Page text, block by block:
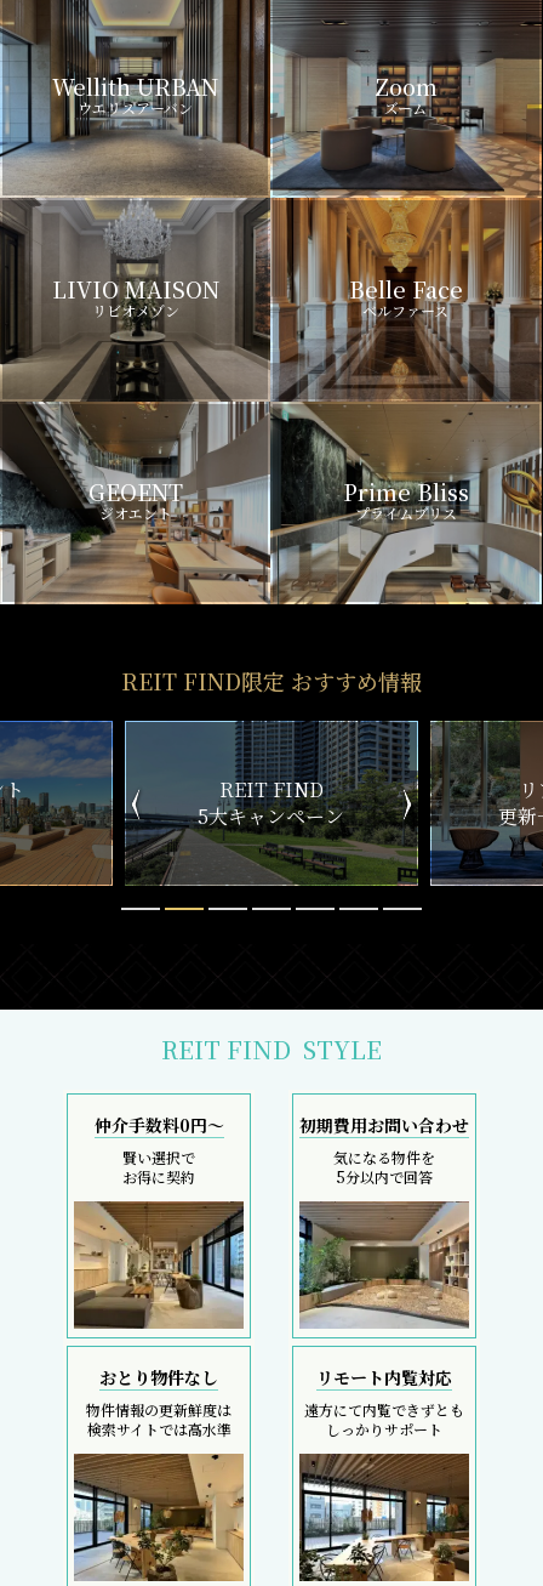
Wellith URBAN
ウエリスアーバン
Zoom
ズーム
LIVIO MAISON
リビオメゾン
Belle Face
ベルファース
GEOENT
ジオエント
Prime Bliss
プライムブリス
REIT FIND限定 おすすめ情報
ン
リアルタイム
更新一覧チェック
新
REIT FIND STYLE
仲介手数料0円～
賢い選択で
お得に契約
初期費用お問い合わせ
気になる物件を
5分以内で回答
おとり物件なし
物件情報の更新鮮度は
検索サイトでは高水準
リモート内覧対応
遠方にて内覧できずとも
しっかりサポート